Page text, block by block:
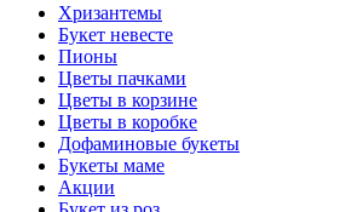
Хризантемы
Букет невесте
Пионы
Цветы пачками
Цветы в корзине
Цветы в коробке
Дофаминовые букеты
Букеты маме
Акции